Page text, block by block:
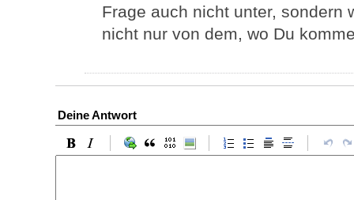
Frage auch nicht unter, sondern
nicht nur von dem, wo Du
Deine Antwort